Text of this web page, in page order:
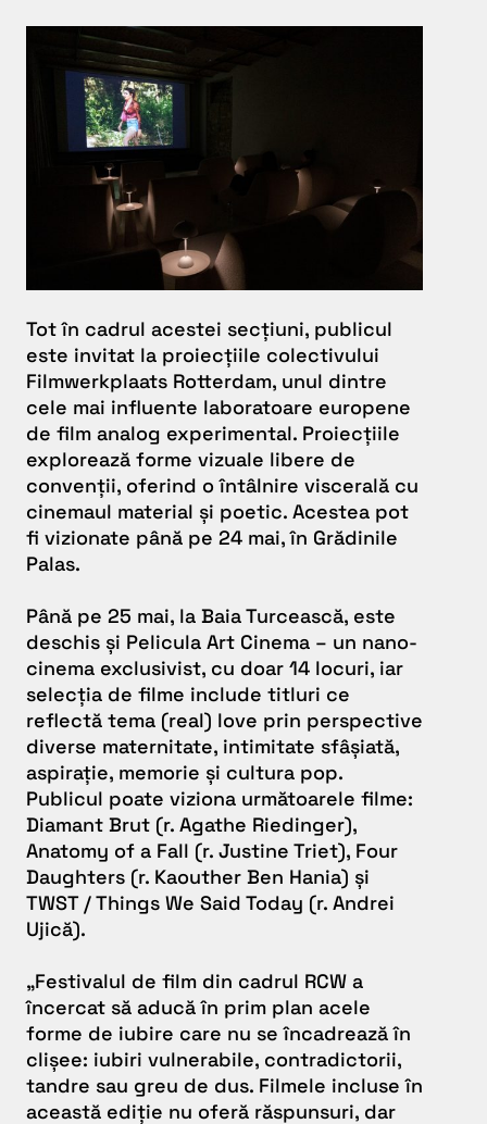
Tot în cadrul acestei secțiuni, publicul
este invitat la proiecțiile colectivului
Filmwerkplaats Rotterdam, unul dintre
cele mai influente laboratoare europene
de film analog experimental. Proiecțiile
explorează forme vizuale libere de
convenții, oferind o întâlnire viscerală cu
cinemaul material și poetic. Acestea pot
fi vizionate până pe 24 mai, în Grădinile
Palas.
Până pe 25 mai, la Baia Turcească, este
deschis și Pelicula Art Cinema – un nano-
cinema exclusivist, cu doar 14 locuri, iar
selecția de filme include titluri ce
reflectă tema (real) love prin perspective
diverse maternitate, intimitate sfâșiată,
aspirație, memorie și cultura pop.
Publicul poate viziona următoarele filme:
Diamant Brut (r. Agathe Riedinger),
Anatomy of a Fall (r. Justine Triet), Four
Daughters (r. Kaouther Ben Hania) și
TWST / Things We Said Today (r. Andrei
Ujică).
„Festivalul de film din cadrul RCW a
încercat să aducă în prim plan acele
forme de iubire care nu se încadrează în
clișee: iubiri vulnerabile, contradictorii,
tandre sau greu de dus. Filmele incluse în
această ediție nu oferă răspunsuri, dar